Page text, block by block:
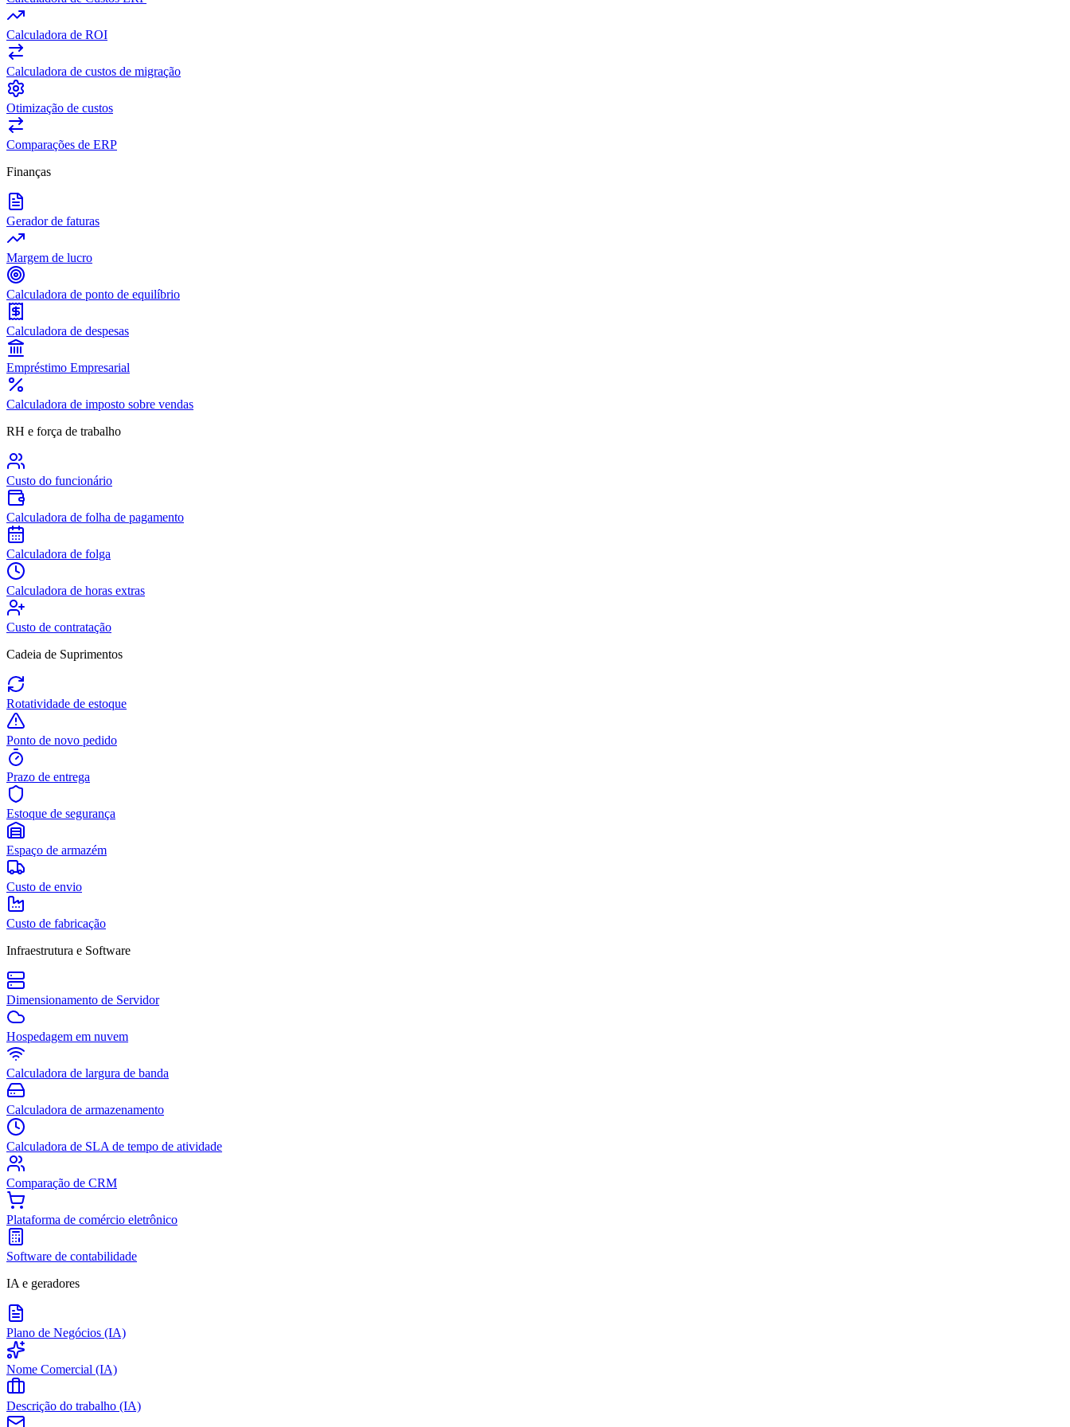
Calculadora de ROI
Calculadora de custos de migração
Otimização de custos
Comparações de ERP
Finanças
Gerador de faturas
Margem de lucro
Calculadora de ponto de equilíbrio
Calculadora de despesas
Empréstimo Empresarial
Calculadora de imposto sobre vendas
RH e força de trabalho
Custo do funcionário
Calculadora de folha de pagamento
Calculadora de folga
Calculadora de horas extras
Custo de contratação
Cadeia de Suprimentos
Rotatividade de estoque
Ponto de novo pedido
Prazo de entrega
Estoque de segurança
Espaço de armazém
Custo de envio
Custo de fabricação
Infraestrutura e Software
Dimensionamento de Servidor
Hospedagem em nuvem
Calculadora de largura de banda
Calculadora de armazenamento
Calculadora de SLA de tempo de atividade
Comparação de CRM
Plataforma de comércio eletrônico
Software de contabilidade
IA e geradores
Plano de Negócios (IA)
Nome Comercial (IA)
Descrição do trabalho (IA)